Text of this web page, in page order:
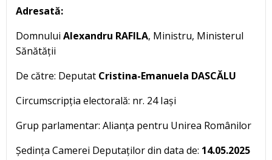
Adresată:
Domnului Alexandru RAFILA, Ministru, Ministerul
Sănătății
De către: Deputat Cristina-Emanuela DASCĂLU
Circumscripția electorală: nr. 24 Iași
Grup parlamentar: Alianța pentru Unirea Românilor
Ședința Camerei Deputaților din data de: 14.05.2025